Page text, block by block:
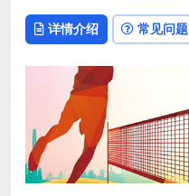
详情介绍 常见问题